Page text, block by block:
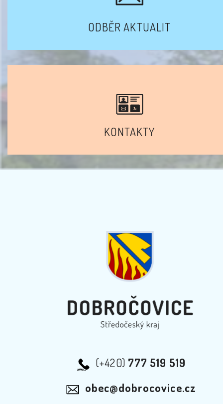
ODBĚR AKTUALIT
KONTAKTY
(+420) 777 519 519
obec@dobrocovice.cz